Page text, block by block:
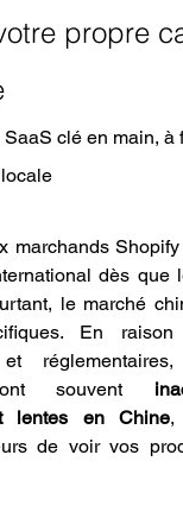
propre
clé en main, à
marchands
dès que
le marché
En
et
souvent
lentes en Chine,
de voir vos